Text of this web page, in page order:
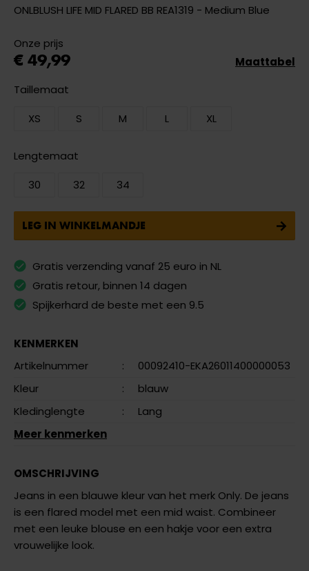
ONLBLUSH LIFE MID FLARED BB REA1319 - Medium Blue
Onze prijs
€ 49,99
Taillemaat
XS
S M L XL
Lengtemaat
30
32 34
Maattabel
LEG IN WINKELMANDJE
Gratis verzending vanaf 25 euro in NL
Gratis retour, binnen 14 dagen
Spijkerhard de beste met een 9.5
KENMERKEN
Artikelnummer
:
00092410-EKA26011400000053
Kleur
:
blauw
Kledinglengte
:
Lang
Meer kenmerken
OMSCHRIJVING
Jeans in een blauwe kleur van het merk Only. De jeans
is een flared model met een mid waist. Combineer
met een leuke blouse en een hakje voor een extra
vrouwelijke look.